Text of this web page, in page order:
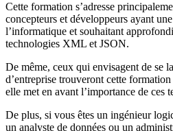
Cette formation s’adresse
concepteurs et développeurs ayant
l’informatique et souhaitant
technologies XML et JSON.
De même, ceux qui envisagent de se
d’entreprise trouveront cette
elle met en avant l’importance de ces
De plus, si vous êtes un ingénieur
un analyste de données ou un